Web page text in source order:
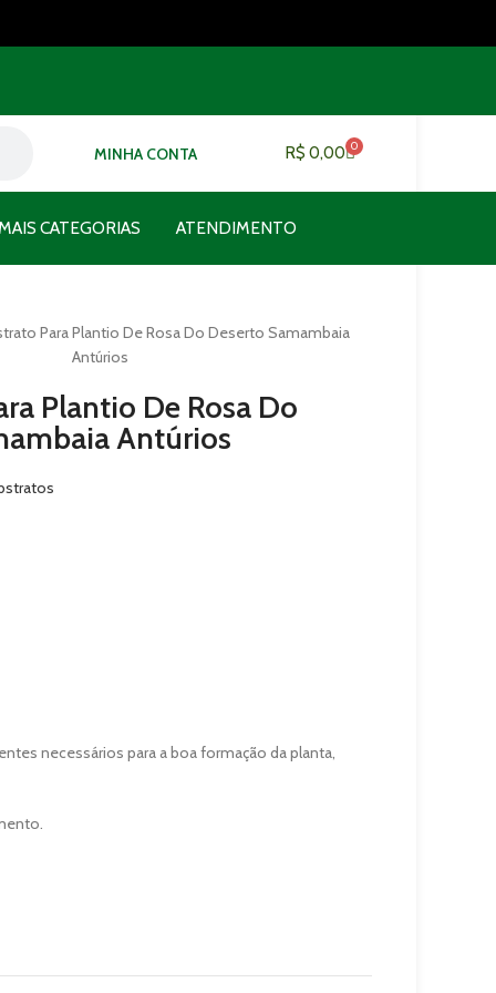
MINHA CONTA R$ 0,00 0
CATEGORIAS ATENDIMENTO
Para Plantio De Rosa Do Deserto Samambaia
Antúrios
Plantio De Rosa Do
Antúrios
necessários para a boa formação da planta,